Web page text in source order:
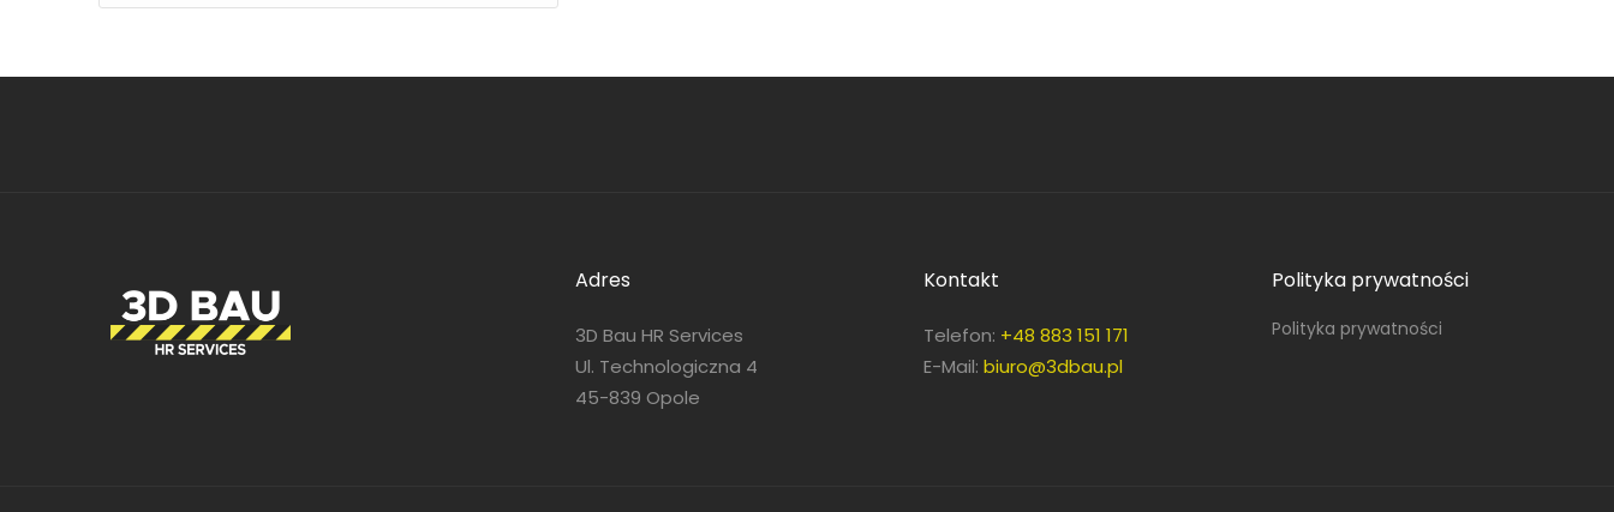
Adres
3D Bau HR Services
Ul. Technologiczna 4
45-839 Opole
Kontakt
Telefon: +48 883 151 171
E-Mail: biuro@3dbau.pl
Polityka prywatności
Polityka prywatności